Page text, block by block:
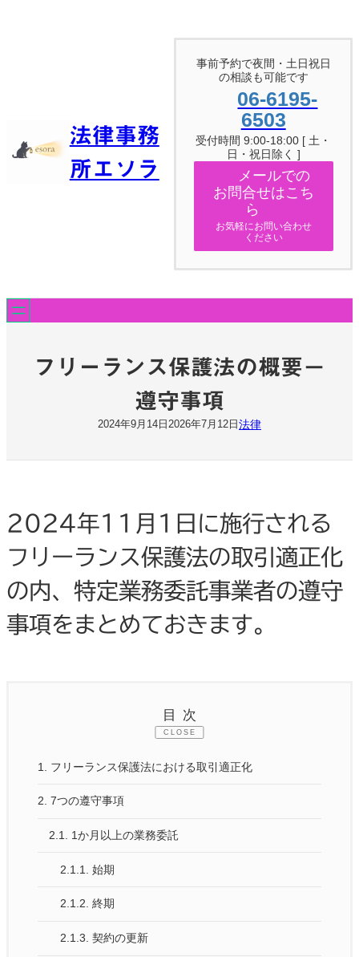
法律事務
所エソラ
事前予約で夜間・土日祝日
の相談も可能です
06-6195-
6503
受付時間 9:00-18:00 [ 土・
日・祝日除く ]
メールでの
お問合せはこち
ら
お気軽にお問い合わせ
ください
フリーランス保護法の概要－
遵守事項
2024年9月14日 2026年7月12日 法律
2024年11月1日に施行される
フリーランス保護法の取引適正化
の内、特定業務委託事業者の遵守
事項をまとめておきます。
目次
CLOSE
1. フリーランス保護法における取引適正化
2. 7つの遵守事項
2.1. 1か月以上の業務委託
2.1.1. 始期
2.1.2. 終期
2.1.3. 契約の更新